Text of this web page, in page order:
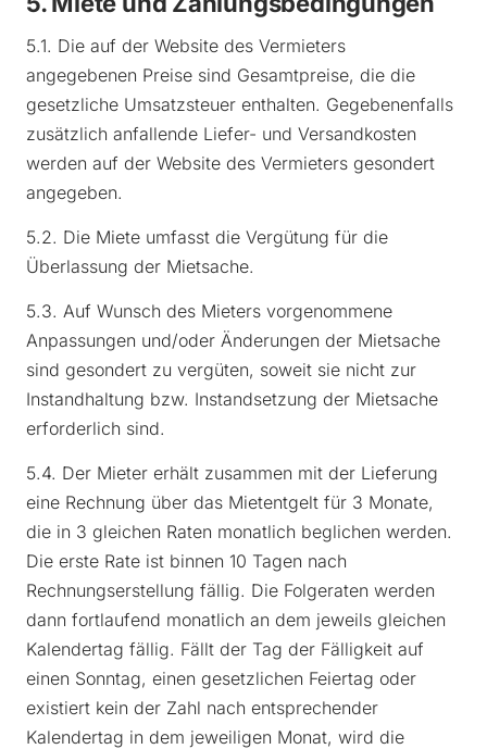
5.1. Die auf der Website des Vermieters
angegebenen Preise sind Gesamtpreise, die die
gesetzliche Umsatzsteuer enthalten. Gegebenenfalls
zusätzlich anfallende Liefer- und Versandkosten
werden auf der Website des Vermieters gesondert
angegeben.
5.2. Die Miete umfasst die Vergütung für die
Überlassung der Mietsache.
5.3. Auf Wunsch des Mieters vorgenommene
Anpassungen und/oder Änderungen der Mietsache
sind gesondert zu vergüten, soweit sie nicht zur
Instandhaltung bzw. Instandsetzung der Mietsache
erforderlich sind.
5.4. Der Mieter erhält zusammen mit der Lieferung
eine Rechnung über das Mietentgelt für 3 Monate,
die in 3 gleichen Raten monatlich beglichen werden.
Die erste Rate ist binnen 10 Tagen nach
Rechnungserstellung fällig. Die Folgeraten werden
dann fortlaufend monatlich an dem jeweils gleichen
Kalendertag fällig. Fällt der Tag der Fälligkeit auf
einen Sonntag, einen gesetzlichen Feiertag oder
existiert kein der Zahl nach entsprechender
Kalendertag in dem jeweiligen Monat, wird die